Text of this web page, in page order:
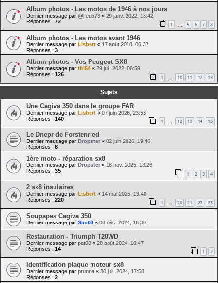
Album photos - Les motos de 1946 à nos jours
Dernier message par @lfeub73 « 29 janv. 2022, 18:42
Réponses : 72 1 5 6 7 8
Album photos - Les motos avant 1946
Dernier message par Lisbert « 17 août 2018, 06:32
Réponses : 3
Album photos - Vos Peugeot SX8
Dernier message par titi54 « 29 juil. 2022, 06:59
Réponses : 126 1 … 10 11 12 13
Sujets
Une Cagiva 350 dans le groupe FAR
Dernier message par Lisbert « 07 juin 2026, 23:53
Réponses : 140 1 12 13 14 15
Le Dnepr de Forstenried
Dernier message par Dropster « 02 juin 2026, 19:46
Réponses : 8
1ère moto - réparation sx8
Dernier message par Dropster « 18 nov. 2025, 18:26
Réponses : 35 1 2 3 4
2 sx8 insulaires
Dernier message par Lisbert « 14 mai 2025, 13:40
Réponses : 220 1 … 20 21 22 23
Soupapes Cagiva 350
Dernier message par Sim08 « 08 déc. 2024, 16:30
Restauration - Triumph T20WD
Dernier message par pat08 « 28 août 2024, 10:47
Réponses : 14 1 2
Identification plaque moteur sx8
Dernier message par prunne « 30 juil. 2024, 17:58
Réponses : 2